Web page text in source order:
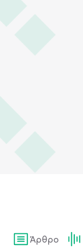
Άρθρο